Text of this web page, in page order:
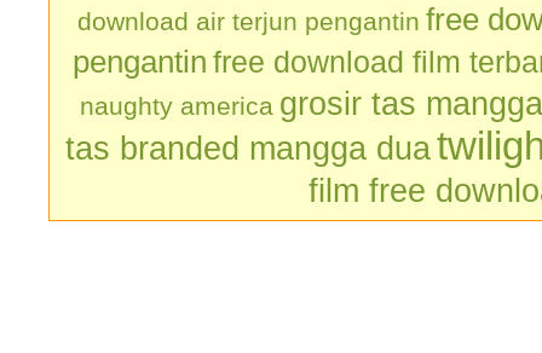
download air terjun pengantin free
pengantin free download film
naughty america grosir tas
tas branded mangga dua
film free